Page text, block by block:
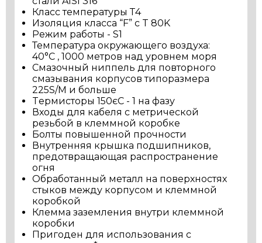
Класс температуры Т4
Изоляция класса “F” с T 80K
Режим работы - S1
Температура окружающего воздуха:
40°C , 1000 метров над уровнем моря
Смазочный ниппель для повторного
смазывания корпусов типоразмера
225S/M и больше
Tермисторы 150єC - 1 на фазу
Входы для кабеля с метрической
резьбой в клеммной коробке
Болты повышенной прочности
Внутренняя крышка подшипников,
предотвращающая распространение
огня
Обработанный металл на поверхностях
стыков между корпусом и клеммной
коробкой
Клемма заземления внутри клеммной
коробки
Пригоден для использования с